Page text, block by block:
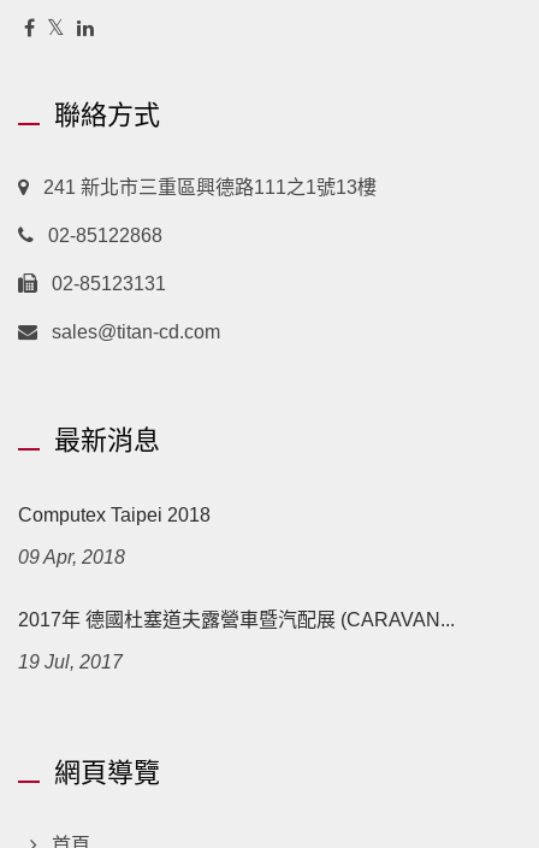
聯絡方式
241 新北市三重區興德路111之1號13樓
02-85122868
02-85123131
sales@titan-cd.com
最新消息
Computex Taipei 2018
09 Apr, 2018
2017年 德國杜塞道夫露營車暨汽配展 (CARAVAN...
19 Jul, 2017
網頁導覽